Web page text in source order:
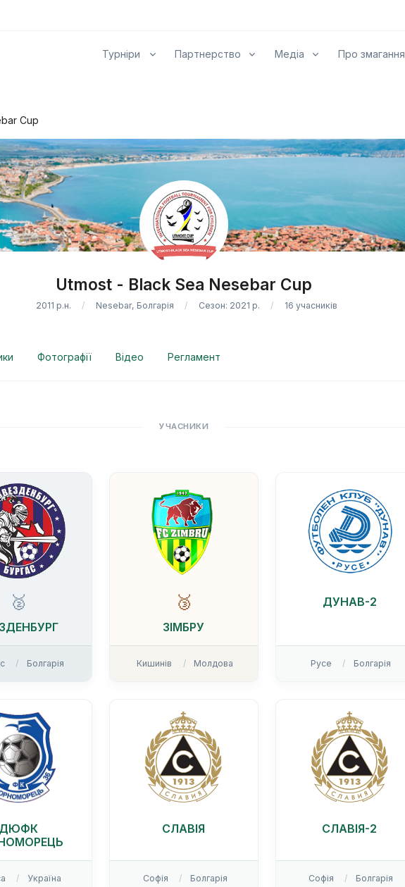
Турніри Партнерство Медіа Про змагання
Cup
Utmost - Black Sea Nesebar Cup
2011 р.н. Nesebar, Болгарія Сезон: 2021 р. 16 учасників
Фотографії Відео Регламент
УЧАСНИКИ
🥈
Болгарія
🥉
ЗІМБРУ
Кишинів Молдова
ДУНАВ-2
Русе Болгарія
ДЮФК
Україна
СЛАВІЯ
Софія Болгарія
СЛАВІЯ-2
Софія Болгарія